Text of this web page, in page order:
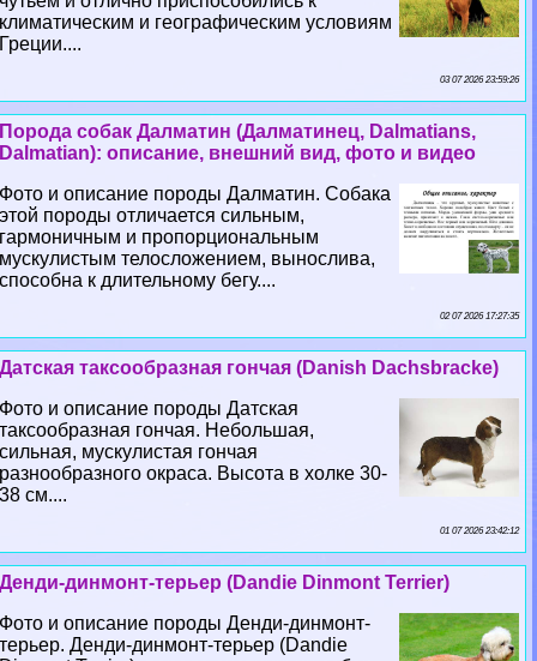
климатическим и географическим условиям
Греции....
03 07 2026 23:59:26
Порода собак Далматин (Далматинец, Dalmatians,
Dalmatian): описание, внешний вид, фото и видео
Фото и описание породы Далматин. Собака
этой породы отличается сильным,
гармоничным и пропорциональным
мускулистым телосложением, вынослива,
способна к длительному бегу....
02 07 2026 17:27:35
Датская таксообразная гончая (Danish Dachsbracke)
Фото и описание породы Датская
таксообразная гончая. Небольшая,
сильная, мускулистая гончая
разнообразного окраса. Высота в холке 30-
38 см....
01 07 2026 23:42:12
Денди-динмонт-терьер (Dandie Dinmont Terrier)
Фото и описание породы Денди-динмонт-
терьер. Денди-динмонт-терьер (Dandie